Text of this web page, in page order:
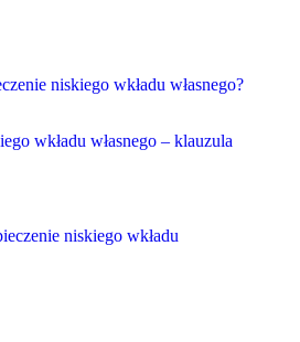
niskiego wkładu własnego?
wkładu własnego – klauzula
niskiego wkładu